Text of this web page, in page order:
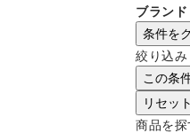
ブランド
条件を
絞り込み
この条
リセット
商品を探